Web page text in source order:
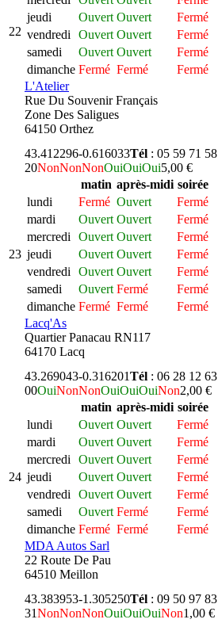
22
jeudi
Ouvert Ouvert
Fermé
vendredi
Ouvert Ouvert
Fermé
samedi
Ouvert Ouvert
Fermé
dimanche Fermé Fermé
Fermé
L'Atelier
Rue Du Souvenir Français
Zone Des Saligues
64150 Orthez
23
43.412296-0.616033Tél : 05 59 71 58
20NonNonNonOuiOuiOui5,00 €
matin après-midi soirée
lundi
Fermé Ouvert
Fermé
mardi
Ouvert Ouvert
Fermé
mercredi
Ouvert Ouvert
Fermé
jeudi
Ouvert Ouvert
Fermé
vendredi
Ouvert Ouvert
Fermé
samedi
Ouvert Fermé
Fermé
dimanche Fermé Fermé
Fermé
Lacq'As
Quartier Panacau RN117
64170 Lacq
24
43.269043-0.316201Tél : 06 28 12 63
00OuiNonNonOuiOuiOuiNon2,00 €
matin après-midi soirée
lundi
Ouvert Ouvert
Fermé
mardi
Ouvert Ouvert
Fermé
mercredi
Ouvert Ouvert
Fermé
jeudi
Ouvert Ouvert
Fermé
vendredi
Ouvert Ouvert
Fermé
samedi
Ouvert Fermé
Fermé
dimanche Fermé Fermé
Fermé
MDA Autos Sarl
22 Route De Pau
64510 Meillon
43.383953-1.305250Tél : 09 50 97 83
31NonNonNonOuiOuiOuiNon1,00 €